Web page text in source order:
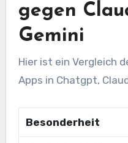
gegen
Gemini
Hier ist ein Vergleich
Apps in Chatgpt,
Besonderheit